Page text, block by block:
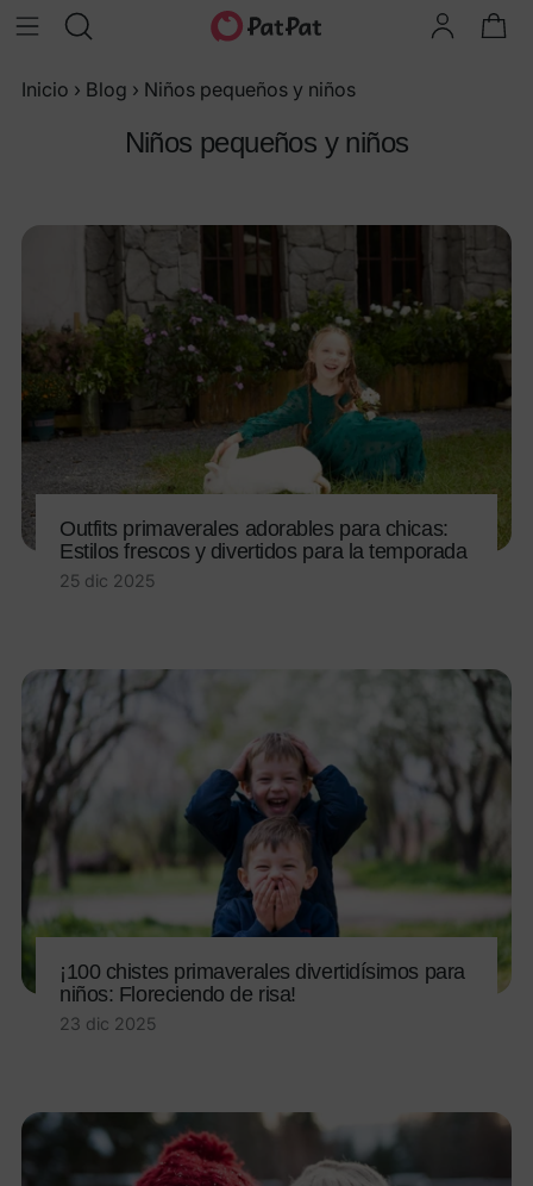
Inicio › Blog › Niños pequeños y niños
Niños pequeños y niños
Outfits primaverales adorables para chicas:
Estilos frescos y divertidos para la temporada
25 dic 2025
¡100 chistes primaverales divertidísimos para
niños: Floreciendo de risa!
23 dic 2025